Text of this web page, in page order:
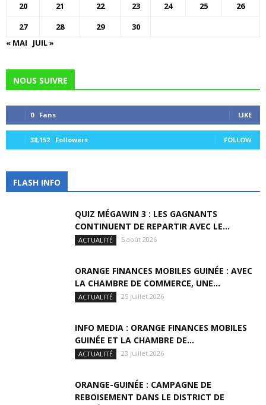
20
21 22 23 24 25
26
27
28 29
30
« MAI
JUIL »
NOUS SUIVRE
0 Fans LIKE
38,152 Followers FOLLOW
FLASH INFO
QUIZ MÉGAWIN 3 : LES GAGNANTS
CONTINUENT DE REPARTIR AVEC LE...
ACTUALITÉ 5 août 2026
ORANGE FINANCES MOBILES GUINÉE : AVEC
LA CHAMBRE DE COMMERCE, UNE...
ACTUALITÉ 25 juillet 2026
INFO MEDIA : ORANGE FINANCES MOBILES
GUINÉE ET LA CHAMBRE DE...
ACTUALITÉ 23 juillet 2026
ORANGE-GUINÉE : CAMPAGNE DE
REBOISEMENT DANS LE DISTRICT DE